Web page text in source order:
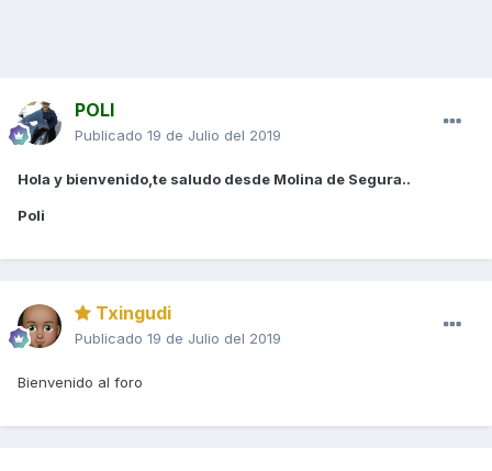
POLI
Publicado 19 de Julio del 2019
Hola y bienvenido,te saludo desde Molina de Segura..
Poli
Txingudi
Publicado 19 de Julio del 2019
Bienvenido al foro